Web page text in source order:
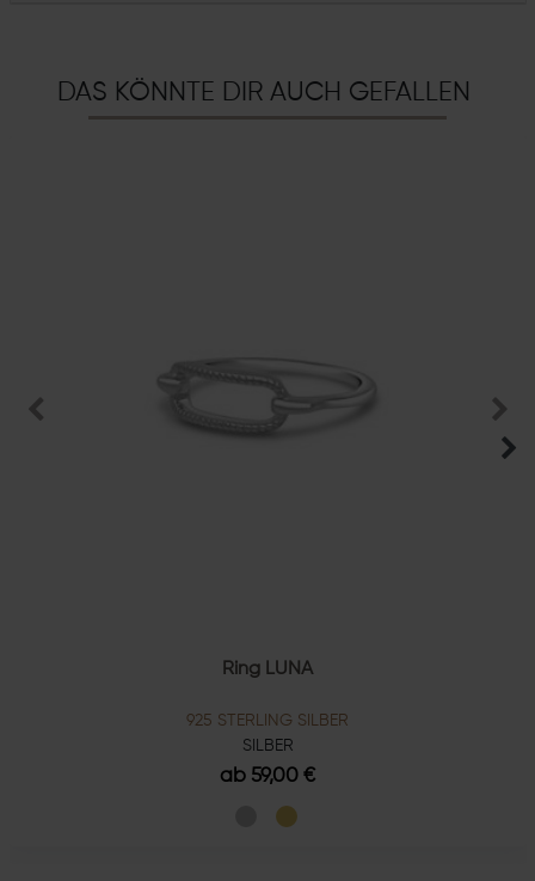
DAS KÖNNTE DIR AUCH GEFALLEN
Ring LUNA
925 STERLING SILBER
SILBER
ab 59,00 €